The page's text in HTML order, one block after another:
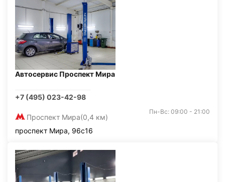
Автосервис Проспект Мира
+7 (495) 023-42-98
Проспект Мира(0,4 км)
Пн-Вс: 09:00 - 21:00
проспект Мира, 96с16